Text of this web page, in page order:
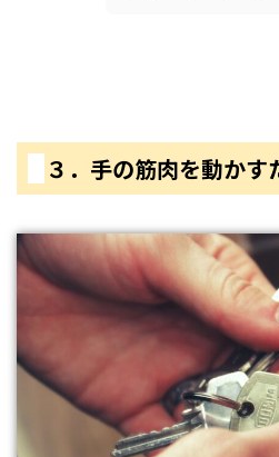
３．手の筋肉を動かす